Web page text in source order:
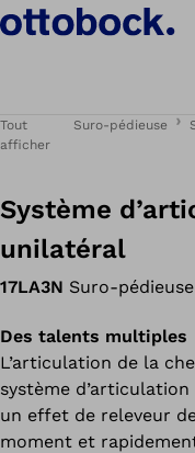
Tout
afficher
Suro-pédieuse
Système
unilatéral
17LA3N Suro-pédieuse
Des talents multiples
L’articulation de la
système
un effet de releveur
moment et